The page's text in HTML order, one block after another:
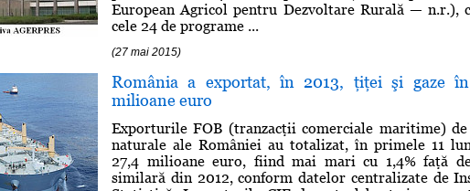
European Agricol pentru Dezvoltare Rurală — n.r.),
cele 24 de programe ...
(27 mai 2015)
România a exportat, în 2013, ţiţei şi gaze
milioane euro
Exporturile FOB (tranzacţii comerciale maritime)
naturale ale României au totalizat, în primele 11
27,4 milioane euro, fiind mai mari cu 1,4% faţă
similară din 2012, conform datelor centralizate de